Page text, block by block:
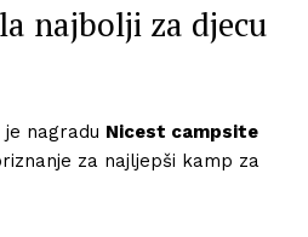
najbolji za djecu
je nagradu Nicest campsite
za najljepši kamp za